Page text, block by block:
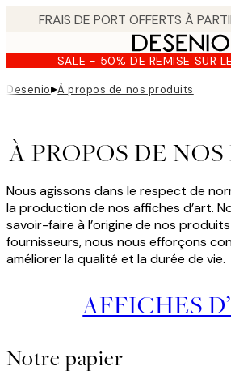
content.SALE - 50% DE REMISE SUR
Desenio▸À propos de nos produits
À PROPOS DE
Nous agissons dans le respect de
la production de nos affiches d’art.
savoir-faire à l’origine de nos
fournisseurs, nous nous efforçons
améliorer la qualité et la durée de vie.
AFFICHES
Notre papier